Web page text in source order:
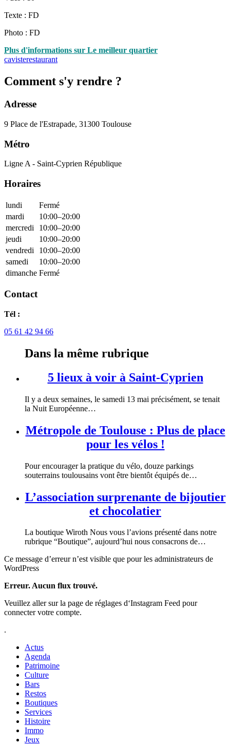
Texte : FD
Photo : FD
Plus d'informations sur Le meilleur quartier
cavisterestaurant
Comment s'y rendre ?
Adresse
9 Place de l'Estrapade, 31300 Toulouse
Métro
Ligne A - Saint-Cyprien République
Horaires
lundi
Fermé
mardi
10:00–20:00
mercredi
10:00–20:00
jeudi
10:00–20:00
vendredi
10:00–20:00
samedi
10:00–20:00
dimanche Fermé
Contact
Tél :
05 61 42 94 66
Dans la même rubrique
5 lieux à voir à Saint-Cyprien
Il y a deux semaines, le samedi 13 mai précisément, se tenait
la Nuit Européenne…
Métropole de Toulouse : Plus de place
pour les vélos !
Pour encourager la pratique du vélo, douze parkings
souterrains toulousains vont être bientôt équipés de…
L’association surprenante de bijoutier
et chocolatier
La boutique Wiroth Nous vous l’avions présenté dans notre
rubrique “Boutique”, aujourd’hui nous consacrons de…
Ce message d’erreur n’est visible que pour les administrateurs de
WordPress
Erreur. Aucun flux trouvé.
Veuillez aller sur la page de réglages d‘Instagram Feed pour
connecter votre compte.
.
Actus
Agenda
Patrimoine
Culture
Bars
Restos
Boutiques
Services
Histoire
Immo
Jeux